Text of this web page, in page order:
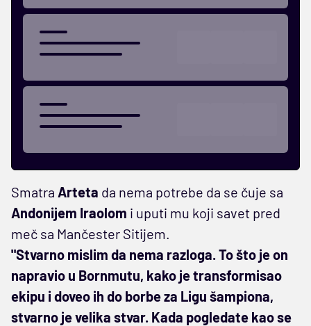
Smatra Arteta da nema potrebe da se čuje sa
Andonijem Iraolom i uputi mu koji savet pred
meč sa Mančester Sitijem.
"Stvarno mislim da nema razloga. To što je on
napravio u Bornmutu, kako je transformisao
ekipu i doveo ih do borbe za Ligu šampiona,
stvarno je velika stvar. Kada pogledate kao se